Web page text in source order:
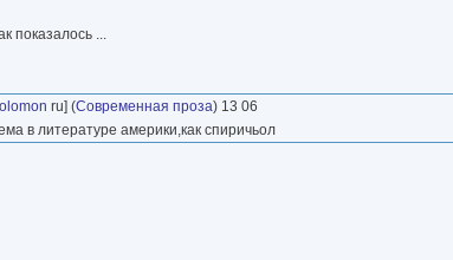
показалось ...
ru] (Современная проза) 13 06
в литературе америки,как спиричьол